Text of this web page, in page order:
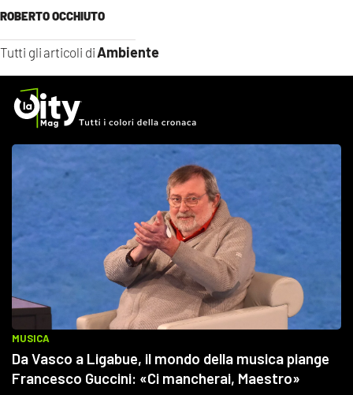
ROBERTO OCCHIUTO
Tutti gli articoli diAmbiente